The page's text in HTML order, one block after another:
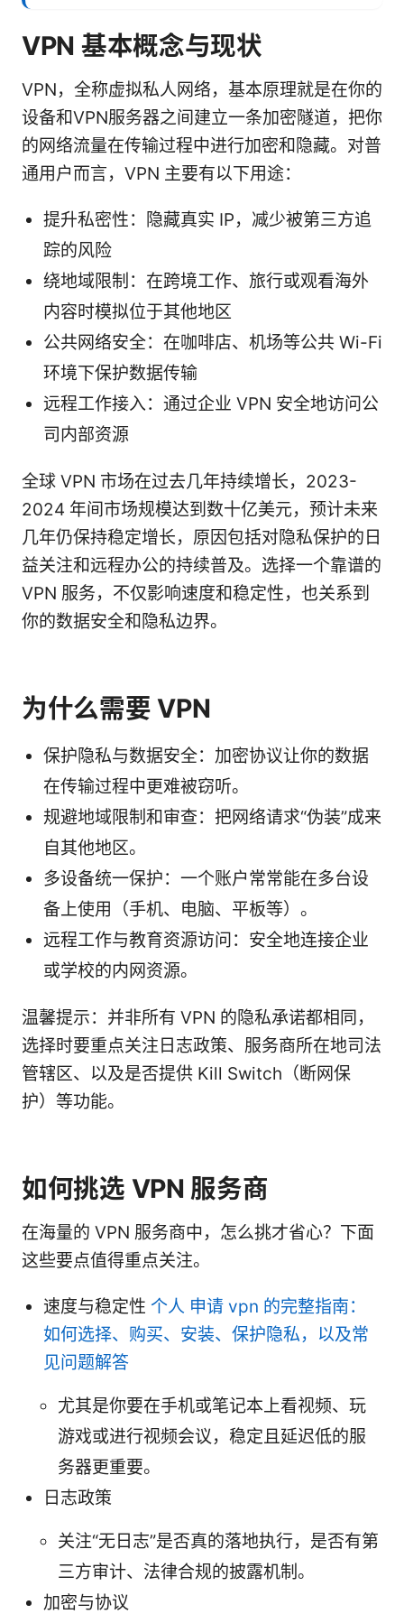
VPN 基本概念与现状
VPN，全称虚拟私人网络，基本原理就是在你的
设备和VPN服务器之间建立一条加密隧道，把你
的网络流量在传输过程中进行加密和隐藏。对普
通用户而言，VPN 主要有以下用途：
提升私密性：隐藏真实 IP，减少被第三方追
踪的风险
绕地域限制：在跨境工作、旅行或观看海外
内容时模拟位于其他地区
公共网络安全：在咖啡店、机场等公共 Wi-Fi
环境下保护数据传输
远程工作接入：通过企业 VPN 安全地访问公
司内部资源
全球 VPN 市场在过去几年持续增长，2023-
2024 年间市场规模达到数十亿美元，预计未来
几年仍保持稳定增长，原因包括对隐私保护的日
益关注和远程办公的持续普及。选择一个靠谱的
VPN 服务，不仅影响速度和稳定性，也关系到
你的数据安全和隐私边界。
为什么需要 VPN
保护隐私与数据安全：加密协议让你的数据
在传输过程中更难被窃听。
规避地域限制和审查：把网络请求“伪装”成来
自其他地区。
多设备统一保护：一个账户常常能在多台设
备上使用（手机、电脑、平板等）。
远程工作与教育资源访问：安全地连接企业
或学校的内网资源。
温馨提示：并非所有 VPN 的隐私承诺都相同，
选择时要重点关注日志政策、服务商所在地司法
管辖区、以及是否提供 Kill Switch（断网保
护）等功能。
如何挑选 VPN 服务商
在海量的 VPN 服务商中，怎么挑才省心？下面
这些要点值得重点关注。
速度与稳定性 个人 申请 vpn 的完整指南：
如何选择、购买、安装、保护隐私，以及常
见问题解答
尤其是你要在手机或笔记本上看视频、玩
游戏或进行视频会议，稳定且延迟低的服
务器更重要。
日志政策
关注“无日志”是否真的落地执行，是否有第
三方审计、法律合规的披露机制。
加密与协议